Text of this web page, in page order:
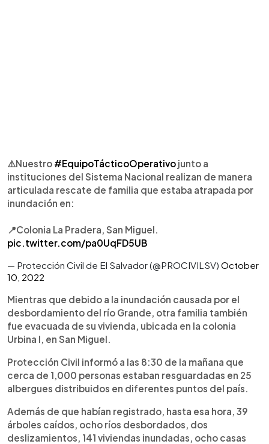
⚠️Nuestro #EquipoTácticoOperativo junto a
instituciones del Sistema Nacional realizan de manera
articulada rescate de familia que estaba atrapada por
inundación en:
📍Colonia La Pradera, San Miguel.
pic.twitter.com/pa0UqFD5UB
— Protección Civil de El Salvador (@PROCIVILSV) October
10, 2022
Mientras que debido a la inundación causada por el
desbordamiento del río Grande, otra familia también
fue evacuada de su vivienda, ubicada en la colonia
Urbina I, en San Miguel.
Protección Civil informó a las 8:30 de la mañana que
cerca de 1,000 personas estaban resguardadas en 25
albergues distribuidos en diferentes puntos del país.
Además de que habían registrado, hasta esa hora, 39
árboles caídos, ocho ríos desbordados, dos
deslizamientos, 141 viviendas inundadas, ocho casas